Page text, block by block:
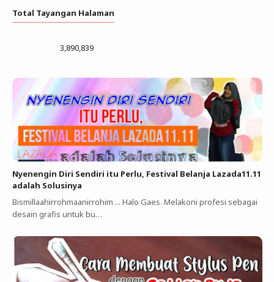
Total Tayangan Halaman
3,890,839
Nyenengin Diri Sendiri itu Perlu, Festival Belanja Lazada11.11
adalah Solusinya
Bismillaahirrohmaanirrohim ... Halo Gaes. Melakoni profesi sebagai
desain grafis untuk bu…